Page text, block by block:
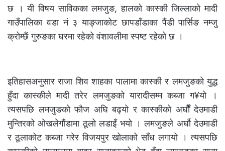
छ । यी विषय साविकका लमजुङ, हालको कास्की जिल्लाको मादी
गाउँपालिका वडा नं ३ याङ्जाकोट छापडाँडाका पैंडी पार्सिङ नम्जु
क्रोम्छैं गुरुङका घरमा रहेको वंशावलीमा स्पष्ट रहेको छ ।
इतिहासअनुसार राजा शिव शाहका पालामा कास्की र लमजुङको युद्ध
हुँदा कास्कीले मादी तरेर लमजुङको यारादीसम्म कब्जा ग¥यो ।
त्यसपछि लमजुङको फौज अघि बढ्यो र कास्कीको अर्घौंँ देउमाडी
मुन्तिरको ओखलेगौंडामा ठूलो लडाइँ भयो । लमजुङले अर्घौ देउमाडी
र ठूलाकोट कब्जा गरेर विजयपुर खोलाको साँध लगायो । त्यसपछि